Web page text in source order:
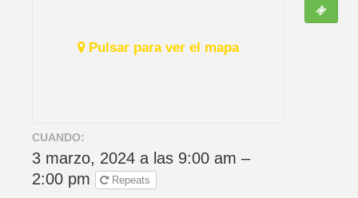
Pulsar para ver el mapa
CUANDO:
3 marzo, 2024 a las 9:00 am –
2:00 pm
Repeats